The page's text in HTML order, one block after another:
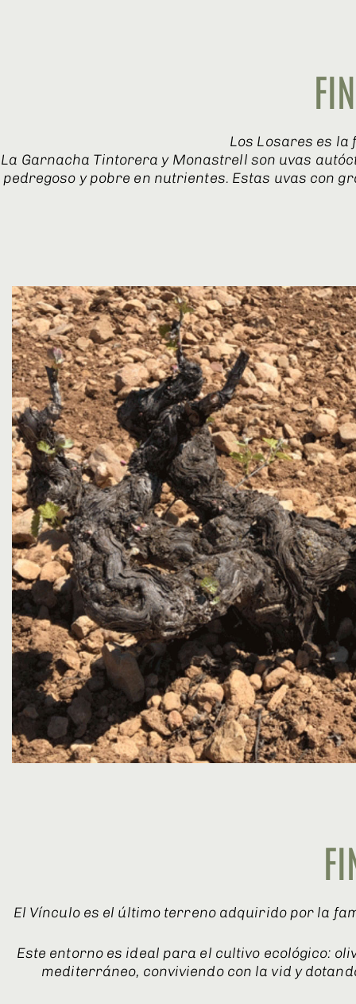
Los Losares es la
La Garnacha Tintorera y Monastrell son uvas
pedregoso y pobre en nutrientes. Estas uvas con
El Vínculo es el último terreno adquirido por la
Este entorno es ideal para el cultivo ecológico:
mediterráneo, conviviendo con la vid y